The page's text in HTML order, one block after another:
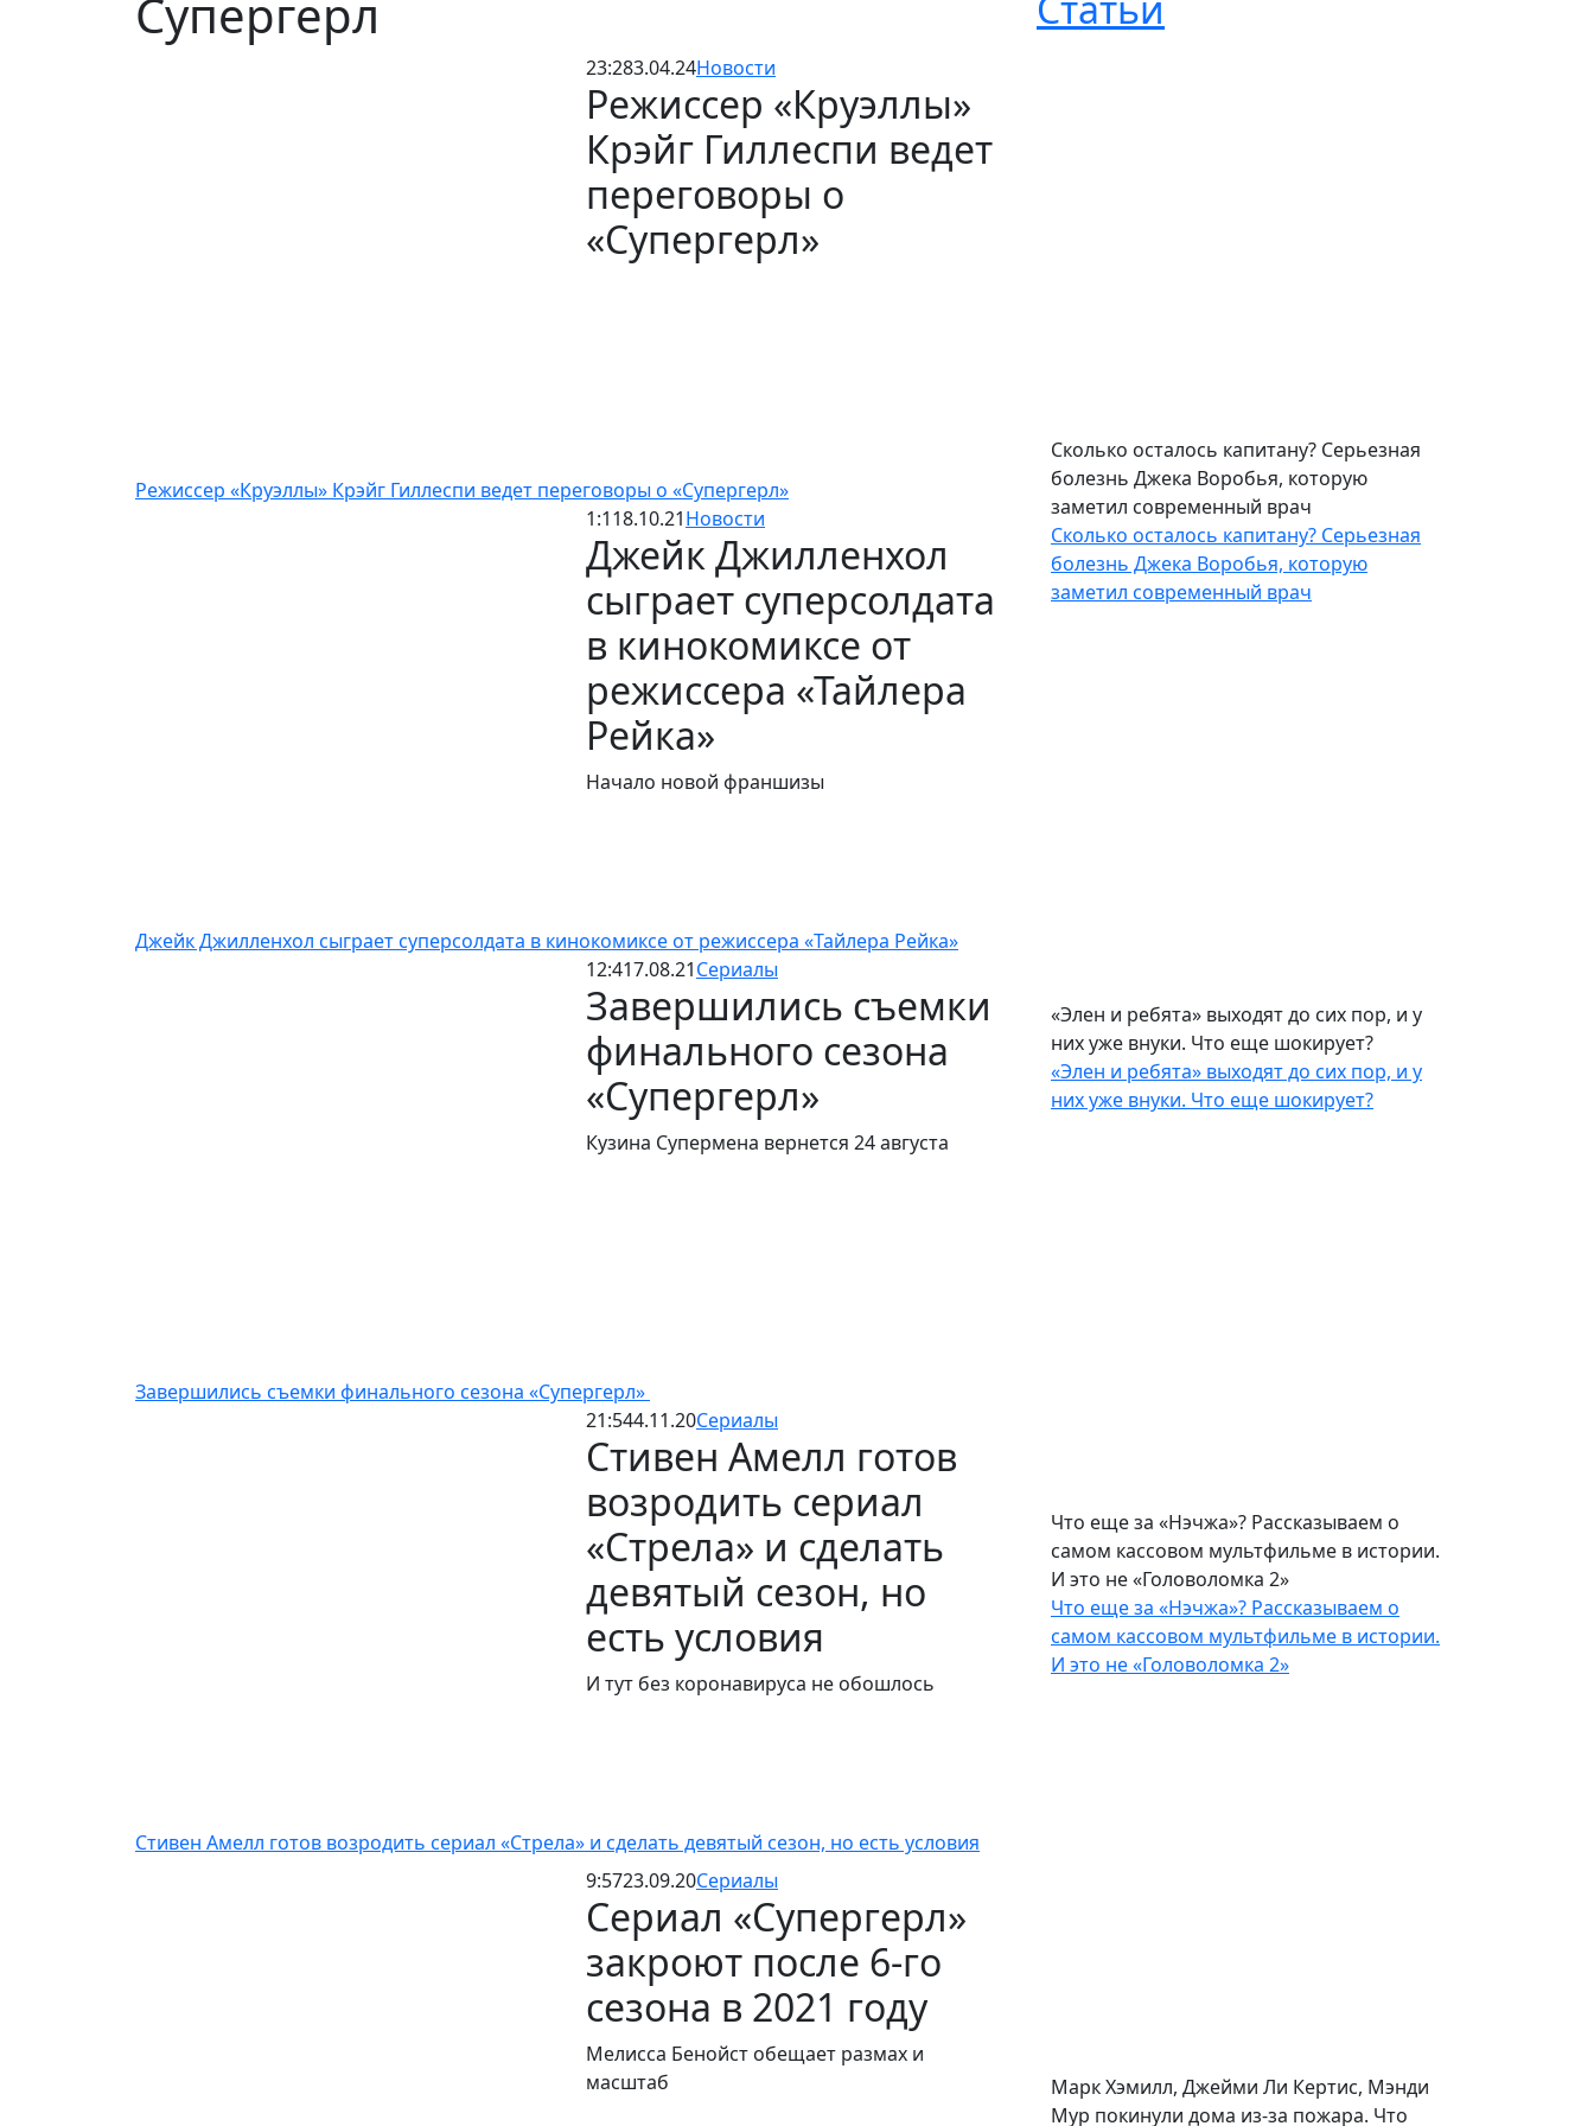
Супергерл
23:283.04.24Новости
Режиссер «Круэллы»
Крэйг Гиллеспи ведет
переговоры о
«Супергерл»
Режиссер «Круэллы» Крэйг Гиллеспи ведет переговоры о «Супергерл»
1:118.10.21Новости
Джейк Джилленхол
сыграет суперсолдата
в кинокомиксе от
режиссера «Тайлера
Рейка»
Начало новой франшизы
Джейк Джилленхол сыграет суперсолдата в кинокомиксе от режиссера «Тайлера Рейка»
12:417.08.21Сериалы
Завершились съемки
финального сезона
«Супергерл»
Кузина Супермена вернется 24 августа
Завершились съемки финального сезона «Супергерл»
21:544.11.20Сериалы
Стивен Амелл готов
возродить сериал
«Стрела» и сделать
девятый сезон, но
есть условия
И тут без коронавируса не обошлось
Стивен Амелл готов возродить сериал «Стрела» и сделать девятый сезон, но есть условия
9:5723.09.20Сериалы
Сериал «Супергерл»
закроют после 6-го
сезона в 2021 году
Мелисса Бенойст обещает размах и
масштаб
Сколько осталось капитану? Серьезная
болезнь Джека Воробья, которую
заметил современный врач
Сколько осталось капитану? Серьезная
болезнь Джека Воробья, которую
заметил современный врач
«Элен и ребята» выходят до сих пор, и у
них уже внуки. Что еще шокирует?
«Элен и ребята» выходят до сих пор, и у
них уже внуки. Что еще шокирует?
Что еще за «Нэчжа»? Рассказываем о
самом кассовом мультфильме в истории.
И это не «Головоломка 2»
Что еще за «Нэчжа»? Рассказываем о
самом кассовом мультфильме в истории.
И это не «Головоломка 2»
Марк Хэмилл, Джейми Ли Кертис, Мэнди
Мур покинули дома из-за пожара. Что